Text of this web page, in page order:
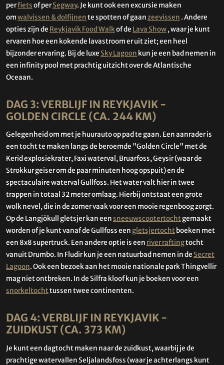
perfietsof perSegway. Je kunt ook een excursie maken
omwalvissen & dolfijnente spotten of gaanzeevissen . Andere
opties zijn de Reykjavik Food Walkof de Lava Show, waar je kunt
ervaren hoe een kokende lavastroom er uit ziet; een heel
bijzonder ervaring. Bij de luxe Sky Lagoon kun je een bad nemen in
een infinity pool met prachtig uitzicht over de Atlantische
Oceaan.
DAG 3: VERBLIJF IN REYKJAVIK -
GOLDEN CIRCLE (CA. 244 KM)
Gelegenheid om met je huurauto op pad te gaan. Een aanrader is
een tocht te maken langs de beroemde "Golden Circle" met de
Kerid explosiekrater, Faxi waterval, Bruarfoss, Geysir (waar de
Strokkur geiser om de paar minuten hoog opspuit) en de
spectaculaire waterval Gullfoss. Het water valt hier in twee
trappen in totaal 32 meter omlaag. Hierbij ontstaat een grote
wolk nevel, die in de zomer vaak voor een mooie regenboog zorgt.
Op de Langjökull gletsjer kan eensneeuwscootertochtgemaakt
worden of je kunt vanaf de Gullfoss een gletsjertochtboeken met
een 8x8 supertruck. Een andere optie is een river raftingtocht
vanuit Drumbo. In Fludir kun je een natuurbad nemen in de Secret
Lagoon. Ook een bezoek aan het mooie nationale park Thingvellir
mag niet ontbreken. In de Silfra kloof kun je boeken voor een
snorkeltochttussen twee continenten.
DAG 4: VERBLIJF IN REYKJAVIK -
ZUIDKUST (CA. 373 KM)
Je kunt een dagtocht maken naar de zuidkust, waarbij je de
prachtige watervallen Seljalandsfoss (waar je achterlangs kunt